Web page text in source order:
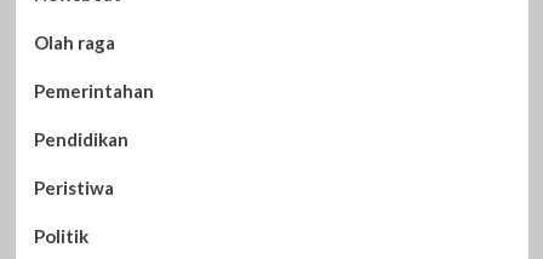
Olah raga
Pemerintahan
Pendidikan
Peristiwa
Politik